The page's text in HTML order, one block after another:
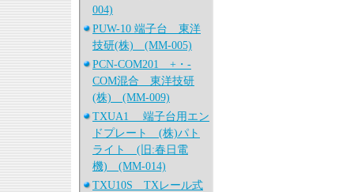
004)
PUW-10 端子台 東洋
技研(株) (MM-005)
PCN-COM201 +・-
COM混合 東洋技研
(株) (MM-009)
TXUA1 端子台用エン
ドプレート (株)パト
ライト (旧:春日電
機) (MM-014)
TXU10S TXレール式